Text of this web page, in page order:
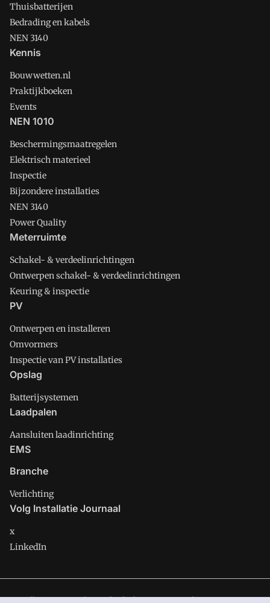
Thuisbatterijen
Bedrading en kabels
NEN 3140
Kennis
Bouwwetten.nl
Praktijkboeken
Events
NEN 1010
Beschermingsmaatregelen
Elektrisch materieel
Inspectie
Bijzondere installaties
NEN 3140
Power Quality
Meterruimte
Schakel- & verdeelinrichtingen
Ontwerpen schakel- & verdeelinrichtingen
Keuring & inspectie
PV
Ontwerpen en installeren
Omvormers
Inspectie van PV installaties
Opslag
Batterijsystemen
Laadpalen
Aansluiten laadinrichting
EMS
Branche
Verlichting
Volg Installatie Journaal
x
LinkedIn
Installatie Journaal is onderdeel van VMN media. Lees inons